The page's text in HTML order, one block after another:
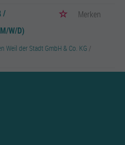
/
W/D)
Merken
Weil der Stadt GmbH & Co. KG /